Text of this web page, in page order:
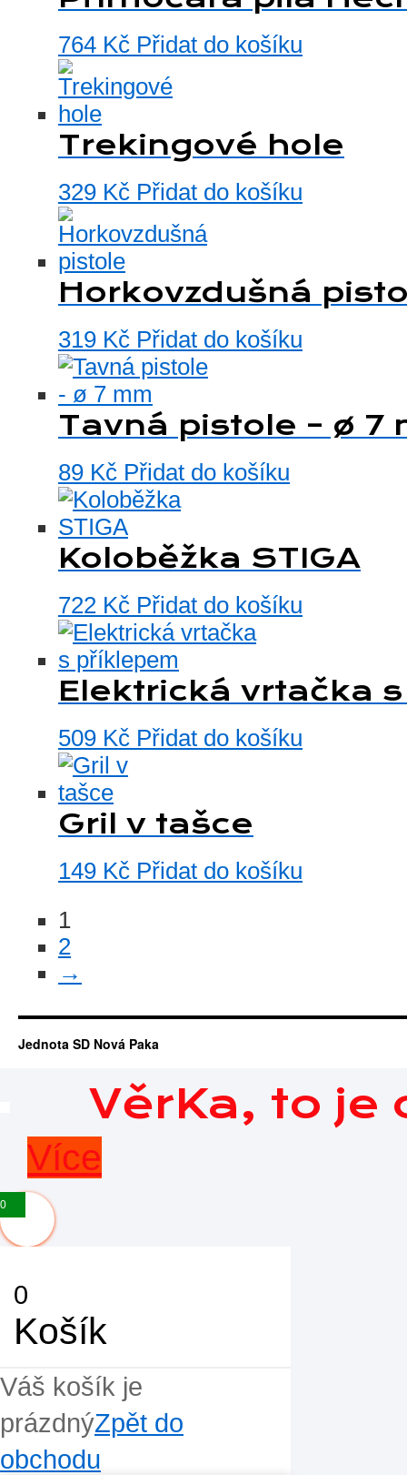
764 Kč Přidat do košíku
Trekingové hole
329 Kč Přidat do košíku
Horkovzdušná
319 Kč Přidat do košíku
Tavná pistole – ø 7
89 Kč Přidat do košíku
Koloběžka STIGA
722 Kč Přidat do košíku
Elektrická vrtačka
509 Kč Přidat do košíku
Gril v tašce
149 Kč Přidat do košíku
1
2
→
Jednota SD Nová Paka
VěrKa, to je
Více
0
0
Košík
Váš košík je
prázdnýZpět do
obchodu